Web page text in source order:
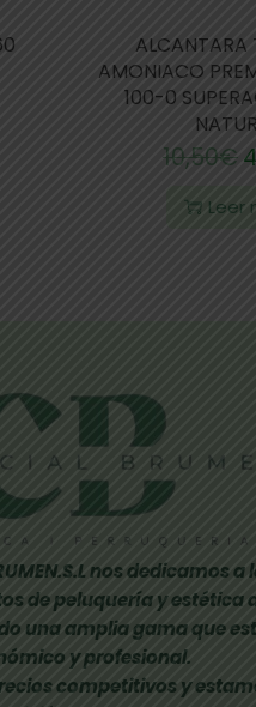
ALCANTARA
AMONIACO
100-0
10,50€
Leer
nos dedicamos a
de peluquería y estética
una amplia gama que
y profesional.
competitivos y